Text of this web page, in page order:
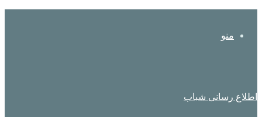
منو
اطلاع رسانی شباب